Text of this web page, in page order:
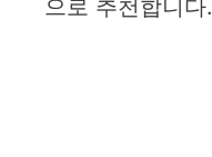
으로 추천합니다.